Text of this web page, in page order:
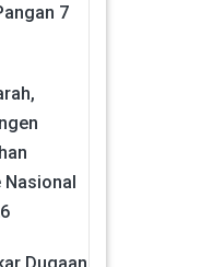
7
Nasional
Dugaan